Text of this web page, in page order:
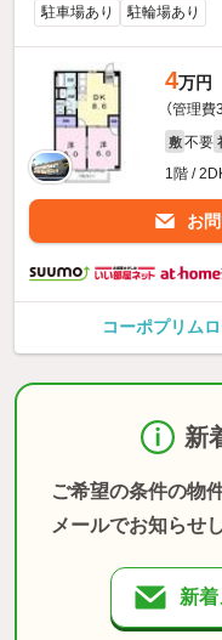
駐車場あり 駐輪場あり
4万円
（管理費
敷 不要
1階 /
お
コーポプリム
新
ご希望の条件の物
メールでお知らせ
新